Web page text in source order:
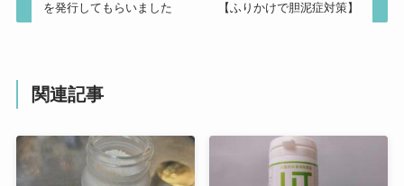
を発行してもらいました
【ふりかけで胆泥症対策】
関連記事